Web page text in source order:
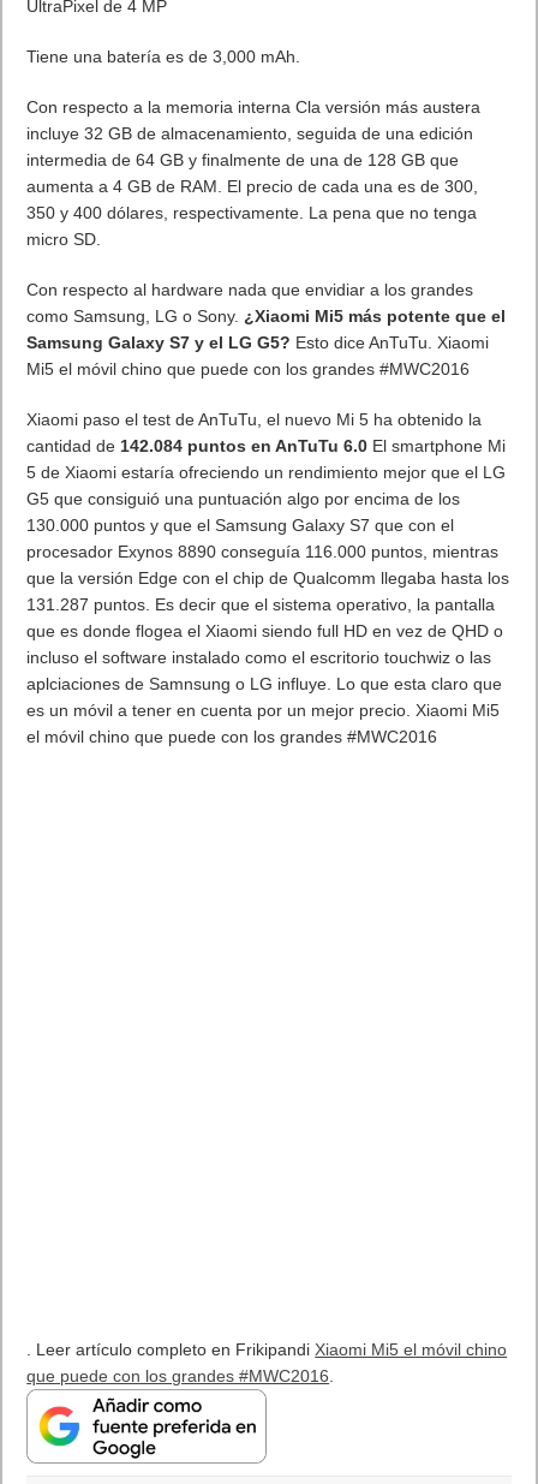
UltraPixel de 4 MP
Tiene una batería es de 3,000 mAh.
Con respecto a la memoria interna Cla versión más austera
incluye 32 GB de almacenamiento, seguida de una edición
intermedia de 64 GB y finalmente de una de 128 GB que
aumenta a 4 GB de RAM. El precio de cada una es de 300,
350 y 400 dólares, respectivamente. La pena que no tenga
micro SD.
Con respecto al hardware nada que envidiar a los grandes
como Samsung, LG o Sony. ¿Xiaomi Mi5 más potente que el
Samsung Galaxy S7 y el LG G5? Esto dice AnTuTu. Xiaomi
Mi5 el móvil chino que puede con los grandes #MWC2016
Xiaomi paso el test de AnTuTu, el nuevo Mi 5 ha obtenido la
cantidad de 142.084 puntos en AnTuTu 6.0 El smartphone Mi
5 de Xiaomi estaría ofreciendo un rendimiento mejor que el LG
G5 que consiguió una puntuación algo por encima de los
130.000 puntos y que el Samsung Galaxy S7 que con el
procesador Exynos 8890 conseguía 116.000 puntos, mientras
que la versión Edge con el chip de Qualcomm llegaba hasta los
131.287 puntos. Es decir que el sistema operativo, la pantalla
que es donde flogea el Xiaomi siendo full HD en vez de QHD o
incluso el software instalado como el escritorio touchwiz o las
aplciaciones de Samnsung o LG influye. Lo que esta claro que
es un móvil a tener en cuenta por un mejor precio. Xiaomi Mi5
el móvil chino que puede con los grandes #MWC2016
. Leer artículo completo en Frikipandi Xiaomi Mi5 el móvil chino
que puede con los grandes #MWC2016